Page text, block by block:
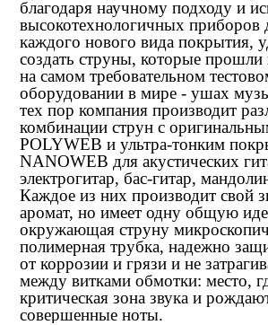
благодаря научному подходу и
высокотехнологичных приборов
каждого нового вида покрытия,
создать струны, которые прошли
на самом требовательном
оборудовании в мире - ушах
тех пор компания производит
комбинации струн с
POLYWEB и ультра-тонким
NANOWEB для акустических
электрогитар, бас-гитар,
Каждое из них производит свой
аромат, но имеет одну общую
окружающая струну
полимерная трубка, надежно
от коррозии и грязи и не
между витками обмотки: место,
критическая зона звука и
совершенные ноты.